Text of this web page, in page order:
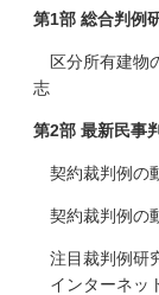
第1部 総合判例
区分所有建物
志
第2部 最新民事
契約裁判例の
契約裁判例の
注目裁判例研
インターネッ